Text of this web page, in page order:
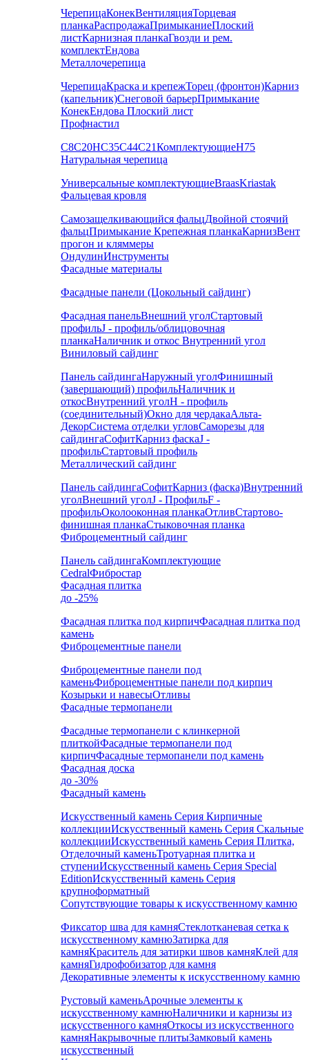
ЧерепицаКонекВентиляцияТорцевая
планкаРаспродажаПримыканиеПлоский
листКарнизная планкаГвозди и рем.
комплектЕндова
Металлочерепица
ЧерепицаКраска и крепежТорец (фронтон)Карниз
(капельник)Снеговой барьерПримыкание
КонекЕндова Плоский лист
Профнастил
С8С20НС35С44С21КомплектующиеН75
Натуральная черепица
Универсальные комплектующиеBraasKriastak
Фальцевая кровля
Самозащелкивающийся фальцДвойной стоячий
фальцПримыкание Крепежная планкаКарнизВент
прогон и кляммеры
ОндулинИнструменты
Фасадные материалы
Фасадные панели (Цокольный сайдинг)
Фасадная панельВнешний уголСтартовый
профильJ - профиль/облицовочная
планкаНаличник и откос Внутренний угол
Виниловый сайдинг
Панель сайдингаНаружный уголФинишный
(завершающий) профильНаличник и
откосВнутренний уголH - профиль
(соединительный)Окно для чердакаАльта-
ДекорСистема отделки угловСаморезы для
сайдингаСофитКарниз фаскаJ -
профильСтартовый профиль
Металлический сайдинг
Панель сайдингаСофитКарниз (фаска)Внутренний
уголВнешний уголJ - ПрофильF -
профильОколооконная планкаОтливСтартово-
финишная планкаСтыковочная планка
Фиброцементный сайдинг
Панель сайдингаКомплектующие
CedralФибростар
Фасадная плитка
до -25%
Фасадная плитка под кирпичФасадная плитка под
камень
Фиброцементные панели
Фиброцементные панели под
каменьФиброцементные панели под кирпич
Козырьки и навесыОтливы
Фасадные термопанели
Фасадные термопанели с клинкерной
плиткойФасадные термопанели под
кирпичФасадные термопанели под камень
Фасадная доска
до -30%
Фасадный камень
Искусственный камень Серия Кирпичные
коллекцииИскусственный камень Серия Скальные
коллекцииИскусственный камень Серия Плитка,
Отделочный каменьТротуарная плитка и
ступениИскусственный камень Серия Special
EditionИскусственный камень Серия
крупноформатный
Сопутствующие товары к искусственному камню
Фиксатор шва для камняСтеклотканевая сетка к
искусственному камнюЗатирка для
камняКраситель для затирки швов камняКлей для
камняГидрофобизатор для камня
Декоративные элементы к искусственному камню
Рустовый каменьАрочные элементы к
искусственному камнюНаличники и карнизы из
искусственного камняОткосы из искусственного
камняНакрывочные плитыЗамковый камень
искусственный